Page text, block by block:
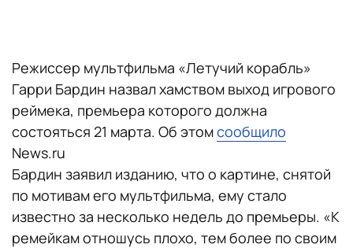
Режиссер мультфильма «Летучий корабль»
Гарри Бардин назвал хамством выход игрового
реймека, премьера которого должна
состояться 21 марта. Об этомсообщило
News.ru
Бардин заявил изданию, что о картине, снятой
по мотивам его мультфильма, ему стало
известно за несколько недель до премьеры. «К
ремейкам отношусь плохо, тем более по своим